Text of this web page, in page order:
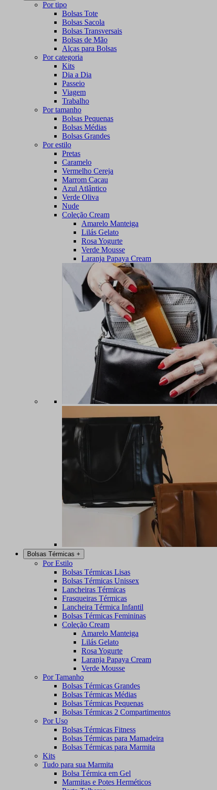
Por tipo
Bolsas Tote
Bolsas Sacola
Bolsas Transversais
Bolsas de Mão
Alças para Bolsas
Por categoria
Kits
Dia a Dia
Passeio
Viagem
Trabalho
Por tamanho
Bolsas Pequenas
Bolsas Médias
Bolsas Grandes
Por estilo
Pretas
Caramelo
Vermelho Cereja
Marrom Cacau
Azul Atlântico
Verde Oliva
Nude
Coleção Cream
Amarelo Manteiga
Lilás Gelato
Rosa Yogurte
Verde Mousse
Laranja Papaya Cream
Bolsas Térmicas +
Por Estilo
Bolsas Térmicas Lisas
Bolsas Térmicas Unissex
Lancheiras Térmicas
Frasqueiras Térmicas
Lancheira Térmica Infantil
Bolsas Térmicas Femininas
Coleção Cream
Amarelo Manteiga
Lilás Gelato
Rosa Yogurte
Laranja Papaya Cream
Verde Mousse
Por Tamanho
Bolsas Térmicas Grandes
Bolsas Térmicas Médias
Bolsas Térmicas Pequenas
Bolsas Térmicas 2 Compartimentos
Por Uso
Bolsas Térmicas Fitness
Bolsas Térmicas para Mamadeira
Bolsas Térmicas para Marmita
Kits
Tudo para sua Marmita
Bolsa Térmica em Gel
Marmitas e Potes Herméticos